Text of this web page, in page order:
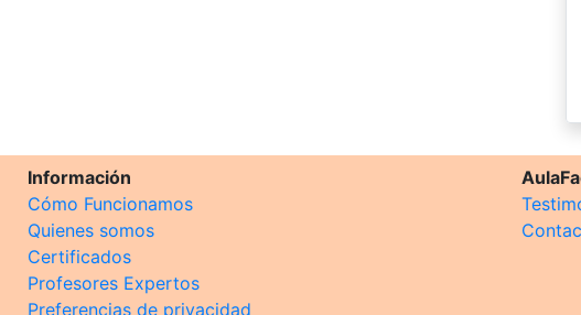
Información
Cómo Funcionamos
Quienes somos
Certificados
Profesores Expertos
Preferencias de privacidad